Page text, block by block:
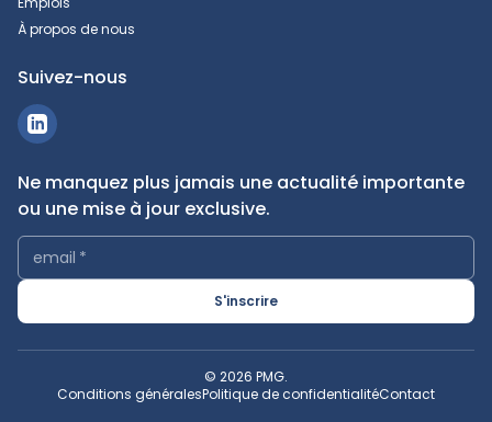
À propos de nous
Suivez-nous
Ne manquez plus jamais une actualité importante
ou une mise à jour exclusive.
email *
S'inscrire
© 2026 PMG.
Conditions généralesPolitique de confidentialitéContact